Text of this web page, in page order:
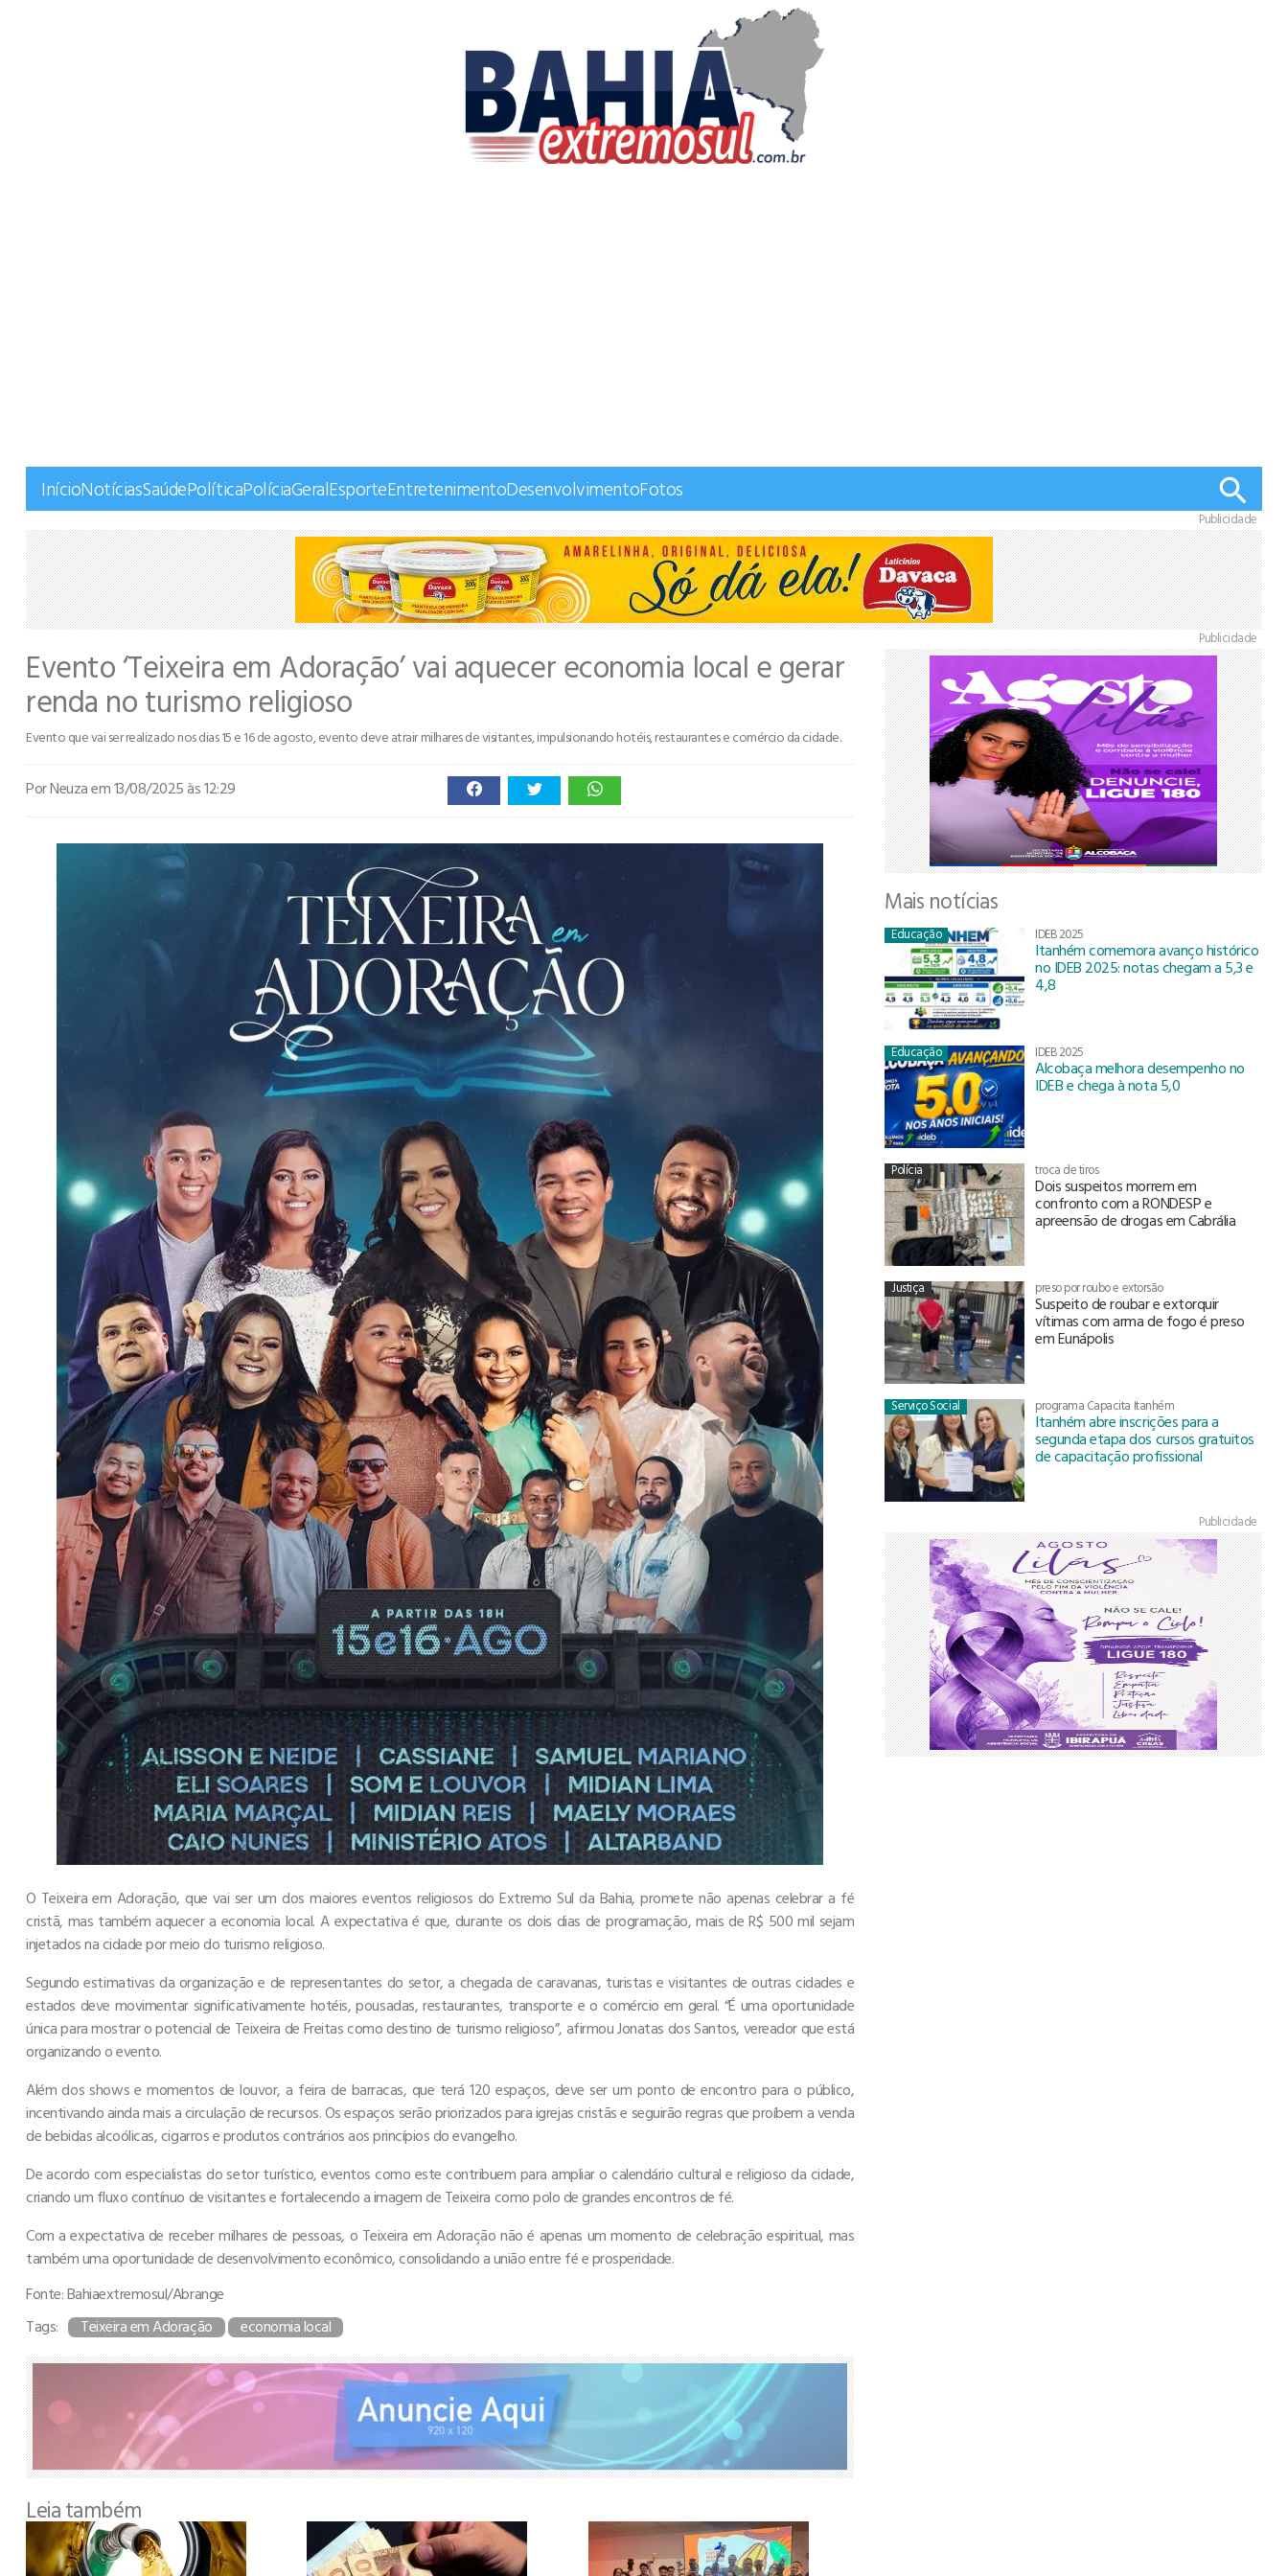
InícioNotíciasSaúdePolíticaPolíciaGeralEsporteEntretenimentoDesenvolvimentoFotos
Publicidade
Evento ‘Teixeira em Adoração’ vai aquecer economia local e gerar
renda no turismo religioso
Evento que vai ser realizado nos dias 15 e 16 de agosto, evento deve atrair milhares de visitantes, impulsionando hotéis, restaurantes e comércio da cidade.
Por Neuzaem 13/08/2025 às 12:29
O Teixeira em Adoração, que vai ser um dos maiores eventos religiosos do Extremo Sul da Bahia, promete não apenas celebrar a fé
cristã, mas também aquecer a economia local. A expectativa é que, durante os dois dias de programação, mais de R$ 500 mil sejam
injetados na cidade por meio do turismo religioso.
Segundo estimativas da organização e de representantes do setor, a chegada de caravanas, turistas e visitantes de outras cidades e
estados deve movimentar significativamente hotéis, pousadas, restaurantes, transporte e o comércio em geral. “É uma oportunidade
única para mostrar o potencial de Teixeira de Freitas como destino de turismo religioso”, afirmou Jonatas dos Santos, vereador que está
organizando o evento.
Além dos shows e momentos de louvor, a feira de barracas, que terá 120 espaços, deve ser um ponto de encontro para o público,
incentivando ainda mais a circulação de recursos. Os espaços serão priorizados para igrejas cristãs e seguirão regras que proíbem a venda
de bebidas alcoólicas, cigarros e produtos contrários aos princípios do evangelho.
De acordo com especialistas do setor turístico, eventos como este contribuem para ampliar o calendário cultural e religioso da cidade,
criando um fluxo contínuo de visitantes e fortalecendo a imagem de Teixeira como polo de grandes encontros de fé.
Com a expectativa de receber milhares de pessoas, o Teixeira em Adoração não é apenas um momento de celebração espiritual, mas
também uma oportunidade de desenvolvimento econômico, consolidando a união entre fé e prosperidade.
Fonte: Bahiaextremosul/Abrange
Tags:
Teixeira em Adoração economia local
Leia também
Publicidade
Mais notícias
Educação IDEB 2025
Itanhém comemora avanço histórico
no IDEB 2025: notas chegam a 5,3 e
4,8
Educação IDEB 2025
Alcobaça melhora desempenho no
IDEB e chega à nota 5,0
Polícia troca de tiros
Dois suspeitos morrem em
confronto com a RONDESP e
apreensão de drogas em Cabrália
Justiça preso por roubo e extorsão
Suspeito de roubar e extorquir
vítimas com arma de fogo é preso
em Eunápolis
Serviço Social programa Capacita Itanhém
Itanhém abre inscrições para a
segunda etapa dos cursos gratuitos
de capacitação profissional
Publicidade